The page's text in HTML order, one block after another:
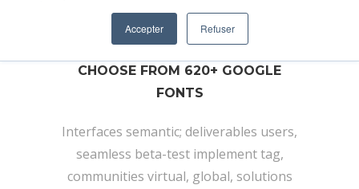
Accepter Refuser
CHOOSE FROM 620+ GOOGLE
FONTS
Interfaces semantic; deliverables users,
seamless beta-test implement tag,
communities virtual, global, solutions